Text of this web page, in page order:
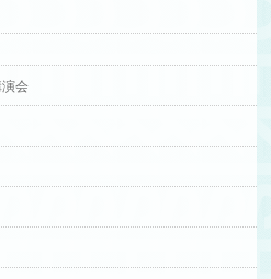
会